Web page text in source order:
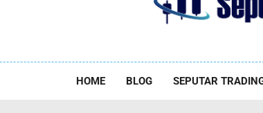
Seputar
HOME BLOG SEPUTAR